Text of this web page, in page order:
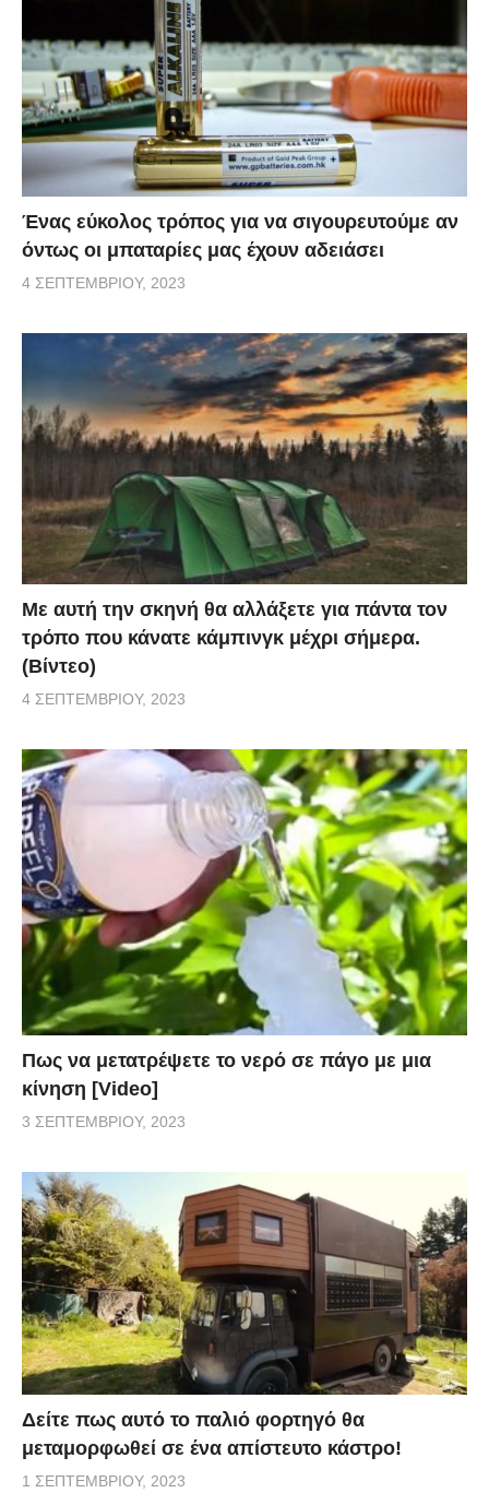
Ένας εύκολος τρόπος για να σιγουρευτούμε αν
όντως οι μπαταρίες μας έχουν αδειάσει
4 ΣΕΠΤΕΜΒΡΊΟΥ, 2023
Με αυτή την σκηνή θα αλλάξετε για πάντα τον
τρόπο που κάνατε κάμπινγκ μέχρι σήμερα.
(Βίντεο)
4 ΣΕΠΤΕΜΒΡΊΟΥ, 2023
Πως να μετατρέψετε το νερό σε πάγο με μια
κίνηση [Video]
3 ΣΕΠΤΕΜΒΡΊΟΥ, 2023
Δείτε πως αυτό το παλιό φορτηγό θα
μεταμορφωθεί σε ένα απίστευτο κάστρο!
1 ΣΕΠΤΕΜΒΡΊΟΥ, 2023